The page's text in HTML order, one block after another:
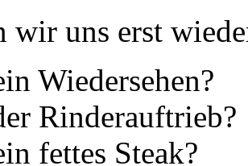
wir uns erst
Wiedersehen?
Rinderauftrieb?
fettes Steak?